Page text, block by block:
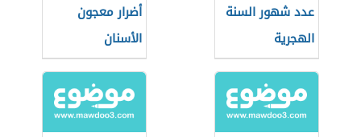
عدد شهور السنة
الهجرية
أضرار معجون
الأسنان